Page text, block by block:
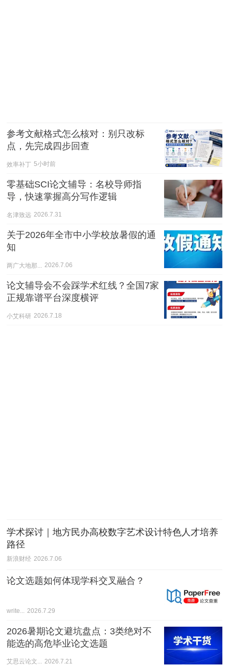
参考文献格式怎么核对：别只改标
点，先完成四步回查
效率补丁 5小时前
零基础SCI论文辅导：名校导师指
导，快速掌握高分写作逻辑
名津致远 2026.7.31
关于2026年全市中小学校放暑假的通
知
两广大地那... 2026.7.06
论文辅导会不会踩学术红线？全国7家
正规靠谱平台深度横评
小艾科研 2026.7.18
学术探讨｜地方民办高校数字艺术设计特色人才培养
路径
新浪财经 2026.7.06
论文选题如何体现学科交叉融合？
write... 2026.7.29
2026暑期论文避坑盘点：3类绝对不
能选的高危毕业论文选题
艾思云论文... 2026.7.21